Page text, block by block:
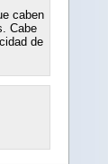
caben
Cabe
de